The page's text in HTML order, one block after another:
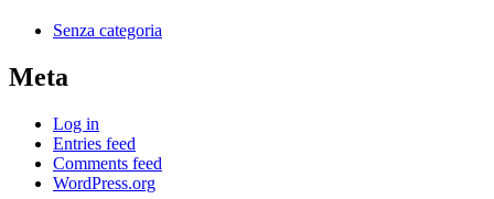
Senza categoria
Meta
Log in
Entries feed
Comments feed
WordPress.org